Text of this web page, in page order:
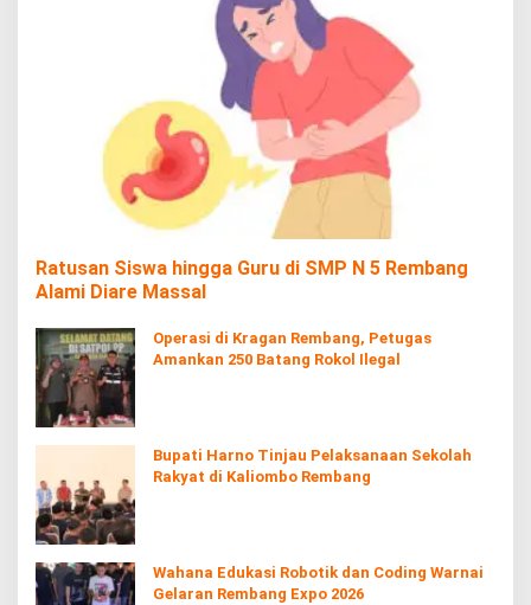
Ratusan Siswa hingga Guru di SMP N 5 Rembang
Alami Diare Massal
Operasi di Kragan Rembang, Petugas
Amankan 250 Batang Rokol Ilegal
Bupati Harno Tinjau Pelaksanaan Sekolah
Rakyat di Kaliombo Rembang
Wahana Edukasi Robotik dan Coding Warnai
Gelaran Rembang Expo 2026